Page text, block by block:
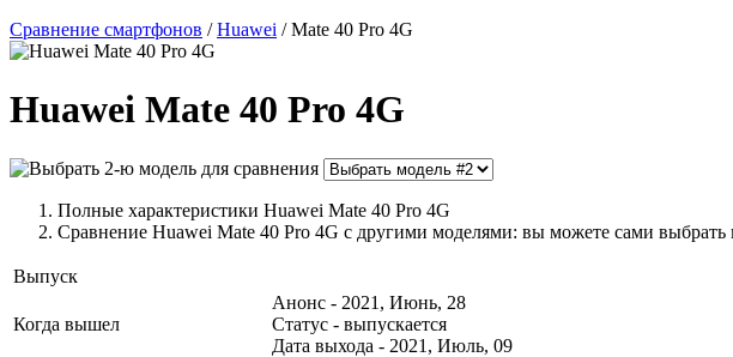
Сравнение смартфонов /Huawei /Mate 40 Pro 4G
Huawei Mate 40 Pro 4G
Полные характеристики Huawei Mate 40 Pro 4G
Сравнение Huawei Mate 40 Pro 4G с другими моделями: вы можете сами
Выпуск
Когда вышел
Анонс - 2021, Июнь, 28
Статус - выпускается
Дата выхода - 2021, Июль, 09